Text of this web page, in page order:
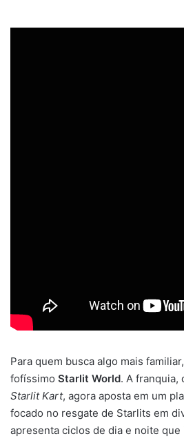
Para quem busca algo mais
fofíssimo Starlit World. A franquia,
Starlit Kart, agora aposta em um
focado no resgate de Starlits em
apresenta ciclos de dia e noite que